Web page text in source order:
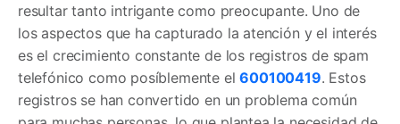
resultar tanto intrigante como preocupante. Uno de
los aspectos que ha capturado la atención y el interés
es el crecimiento constante de los registros de spam
telefónico como posíblemente el600100419. Estos
registros se han convertido en un problema común